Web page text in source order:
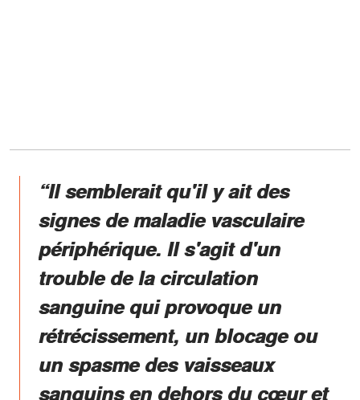
“Il semblerait qu'il y ait des
signes de maladie vasculaire
périphérique. Il s'agit d'un
trouble de la circulation
sanguine qui provoque un
rétrécissement, un blocage ou
un spasme des vaisseaux
sanguins en dehors du cœur et